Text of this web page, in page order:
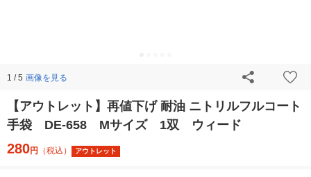
1 / 5 画像を見る
【アウトレット】再値下げ 耐油 ニトリルフルコート
手袋 DE-658 Mサイズ 1双 ウィード
280円 （税込） アウトレット